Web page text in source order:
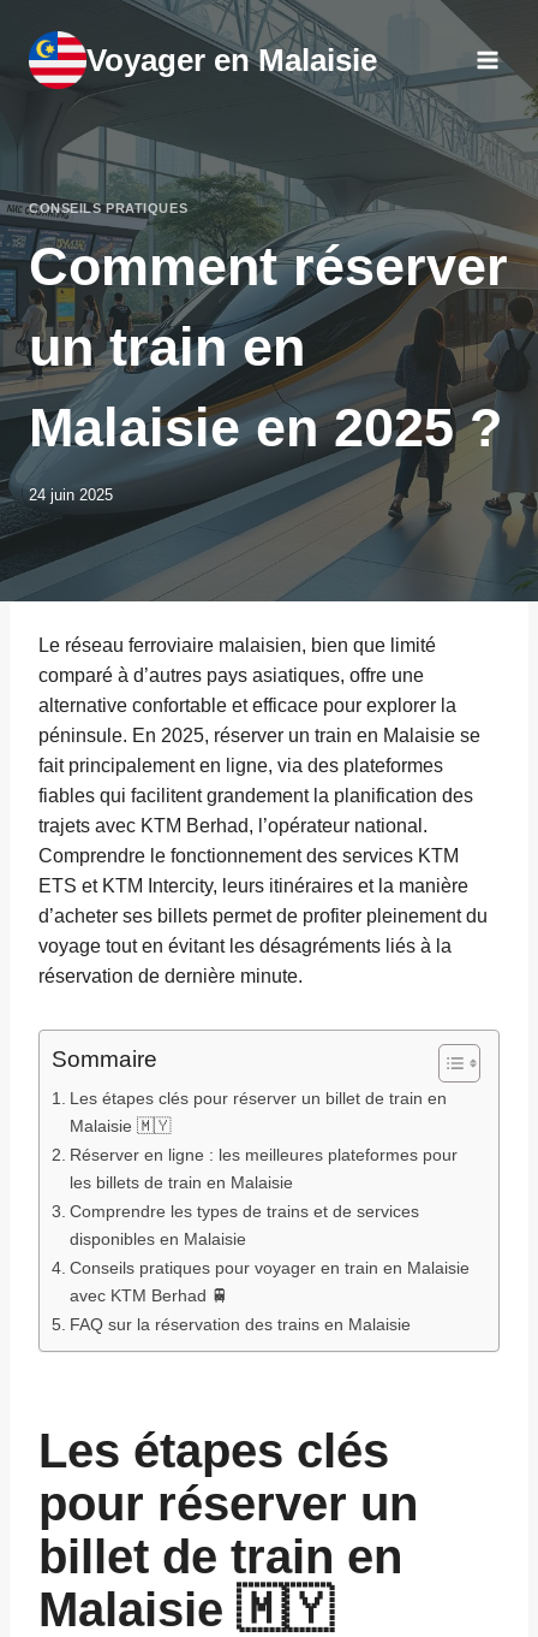
contenu
Voyager en Malaisie
CONSEILS PRATIQUES
Comment réserver
un train en
Malaisie en 2025 ?
24 juin 2025
Le réseau ferroviaire malaisien, bien que limité
comparé à d’autres pays asiatiques, offre une
alternative confortable et efficace pour explorer la
péninsule. En 2025, réserver un train en Malaisie se
fait principalement en ligne, via des plateformes
fiables qui facilitent grandement la planification des
trajets avec KTM Berhad, l’opérateur national.
Comprendre le fonctionnement des services KTM
ETS et KTM Intercity, leurs itinéraires et la manière
d’acheter ses billets permet de profiter pleinement du
voyage tout en évitant les désagréments liés à la
réservation de dernière minute.
Sommaire
Les étapes clés pour réserver un billet de train en
Malaisie 🇲🇾
Réserver en ligne : les meilleures plateformes pour
les billets de train en Malaisie
Comprendre les types de trains et de services
disponibles en Malaisie
Conseils pratiques pour voyager en train en Malaisie
avec KTM Berhad 🚆
FAQ sur la réservation des trains en Malaisie
Les étapes clés
pour réserver un
billet de train en
Malaisie 🇲🇾